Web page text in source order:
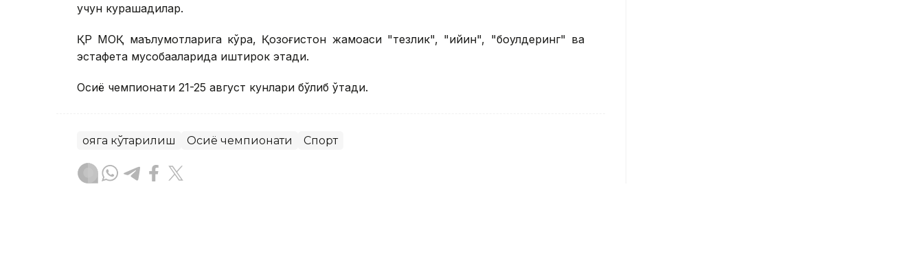
учун курашадилар.
ҚР МОҚ маълумотларига кўра, Қозоғистон жамоаси "тезлик", "қийин", "боулдеринг" ва
эстафета мусобақаларида иштирок этади.
Осиё чемпионати 21-25 август кунлари бўлиб ўтади.
Қояга кўтарилиш Осиё чемпионати Спорт